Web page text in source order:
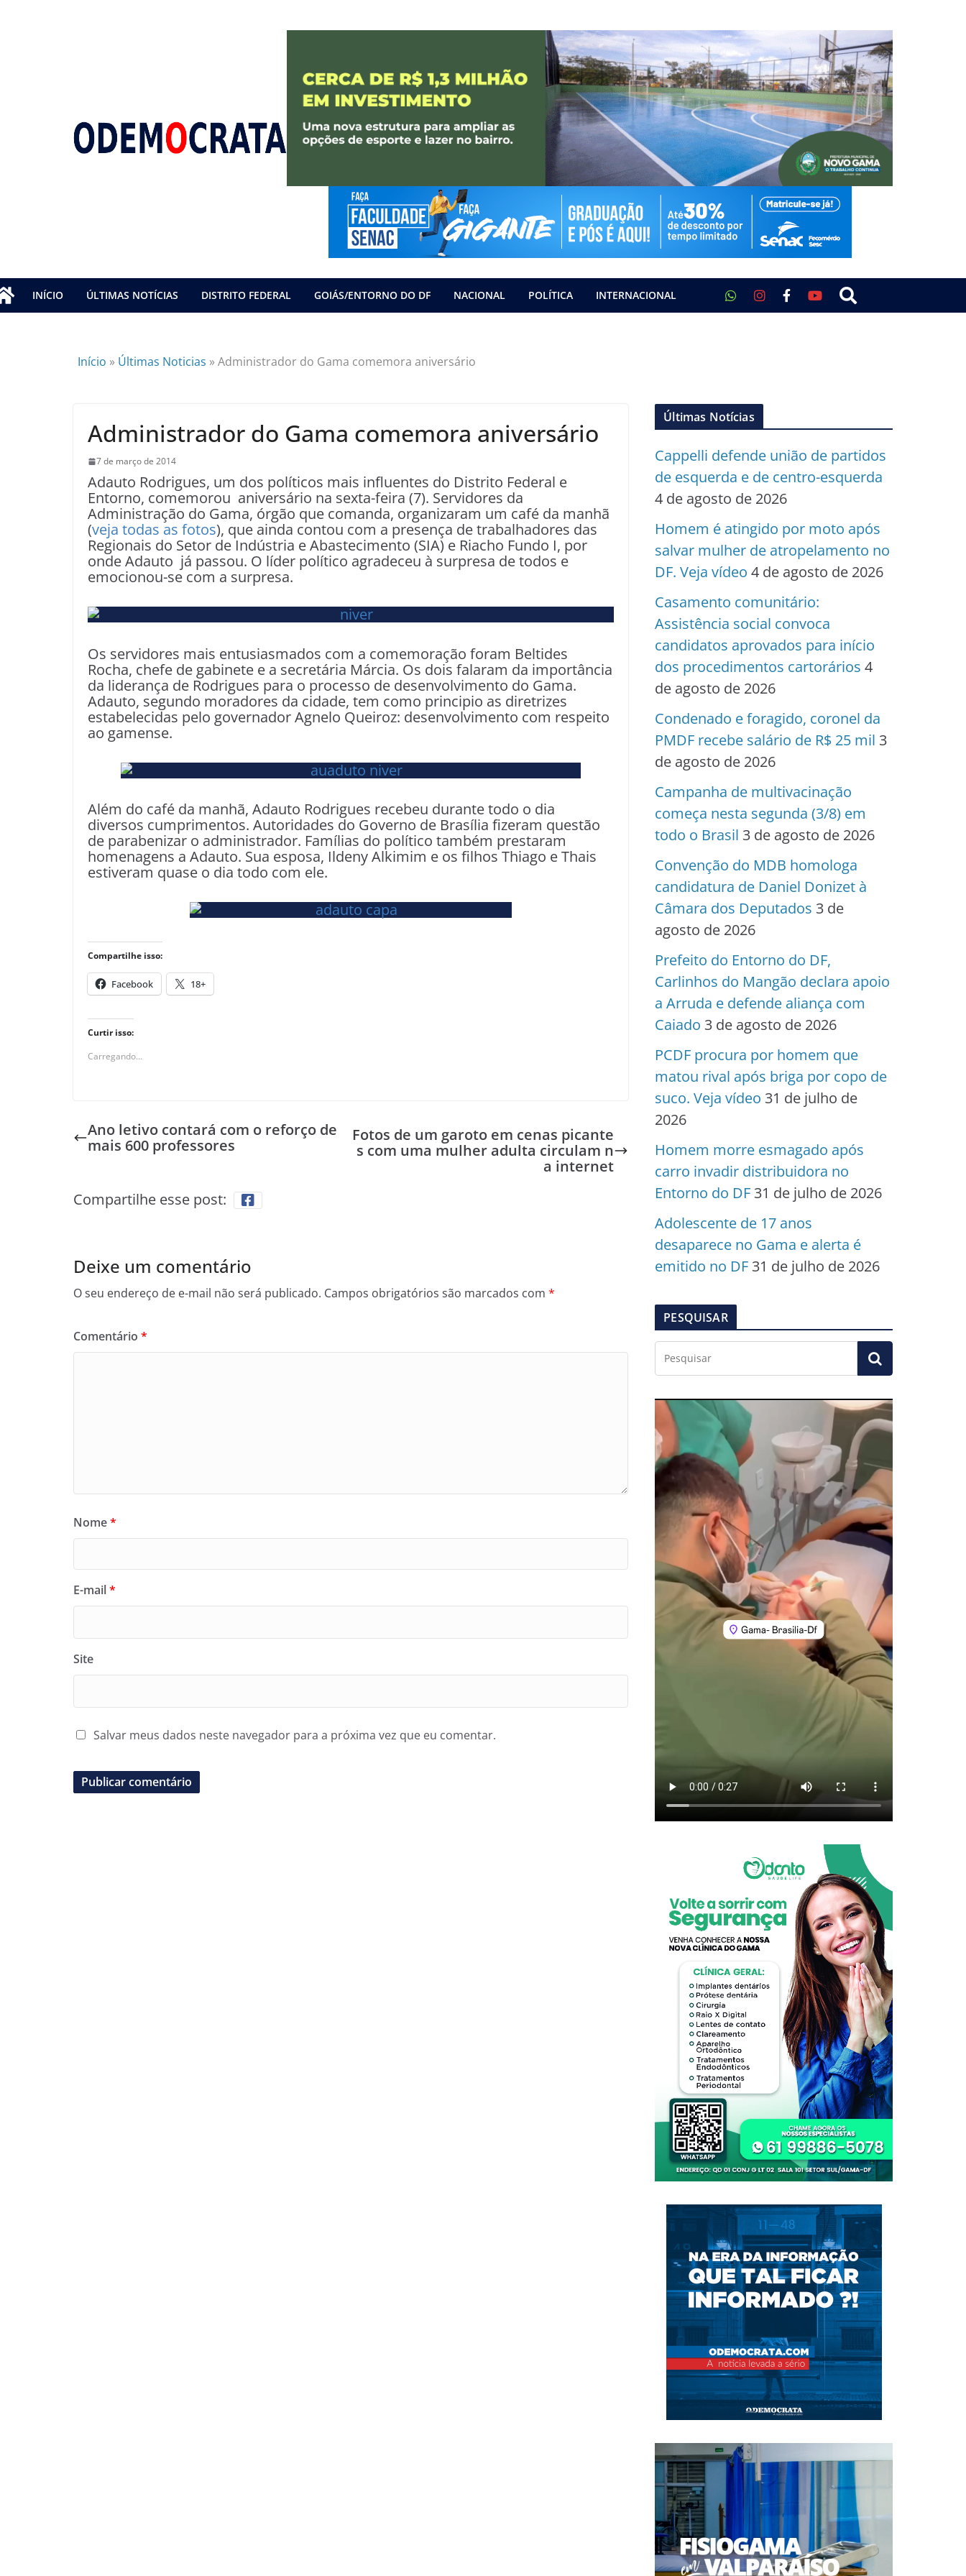
INÍCIO ÚLTIMAS NOTÍCIAS DISTRITO FEDERAL GOIÁS/ENTORNO DO DF NACIONAL POLÍTICA INTERNACIONAL
Início » Últimas Noticias »Administrador do Gama comemora aniversário
Administrador do Gama comemora aniversário
7 de março de 2014
Adauto Rodrigues, um dos políticos mais influentes do Distrito Federal e
Entorno, comemorou aniversário na sexta-feira (7). Servidores da
Administração do Gama, órgão que comanda, organizaram um café da manhã
(veja todas as fotos), que ainda contou com a presença de trabalhadores das
Regionais do Setor de Indústria e Abastecimento (SIA) e Riacho Fundo I, por
onde Adauto já passou. O líder político agradeceu à surpresa de todos e
emocionou-se com a surpresa.
Os servidores mais entusiasmados com a comemoração foram Beltides
Rocha, chefe de gabinete e a secretária Márcia. Os dois falaram da importância
da liderança de Rodrigues para o processo de desenvolvimento do Gama.
Adauto, segundo moradores da cidade, tem como principio as diretrizes
estabelecidas pelo governador Agnelo Queiroz: desenvolvimento com respeito
ao gamense.
Além do café da manhã, Adauto Rodrigues recebeu durante todo o dia
diversos cumprimentos. Autoridades do Governo de Brasília fizeram questão
de parabenizar o administrador. Famílias do político também prestaram
homenagens a Adauto. Sua esposa, Ildeny Alkimim e os filhos Thiago e Thais
estiveram quase o dia todo com ele.
Compartilhe isso:
Facebook 18+
Curtir isso:
Carregando...
Ano letivo contará com o reforço de
mais 600 professores
Fotos de um garoto em cenas picante
s com uma mulher adulta circulam n
a internet
Compartilhe esse post:
Deixe um comentário
O seu endereço de e-mail não será publicado. Campos obrigatórios são marcados com *
Comentário *
Nome*
E-mail*
Site
Salvar meus dados neste navegador para a próxima vez que eu comentar.
Últimas Notícias
Cappelli defende união de partidos
de esquerda e de centro-esquerda
4 de agosto de 2026
Homem é atingido por moto após
salvar mulher de atropelamento no
DF. Veja vídeo 4 de agosto de 2026
Casamento comunitário:
Assistência social convoca
candidatos aprovados para início
dos procedimentos cartorários 4
de agosto de 2026
Condenado e foragido, coronel da
PMDF recebe salário de R$ 25 mil 3
de agosto de 2026
Campanha de multivacinação
começa nesta segunda (3/8) em
todo o Brasil 3 de agosto de 2026
Convenção do MDB homologa
candidatura de Daniel Donizet à
Câmara dos Deputados 3 de
agosto de 2026
Prefeito do Entorno do DF,
Carlinhos do Mangão declara apoio
a Arruda e defende aliança com
Caiado 3 de agosto de 2026
PCDF procura por homem que
matou rival após briga por copo de
suco. Veja vídeo 31 de julho de
2026
Homem morre esmagado após
carro invadir distribuidora no
Entorno do DF 31 de julho de 2026
Adolescente de 17 anos
desaparece no Gama e alerta é
emitido no DF 31 de julho de 2026
PESQUISAR